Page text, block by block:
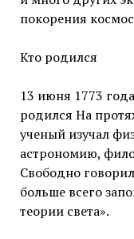
покорения
Кто родился
13 июня 1773
родился На
ученый изучал
астрономию,
Свободно
больше всего
теории света».